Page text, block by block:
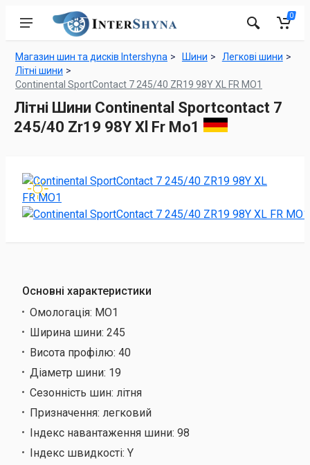
0
Магазин шин та дисків Intershyna Шини
Легкові шини
Літні шини
Continental SportContact 7 245/40 ZR19 98Y XL FR MO1
Літні Шини Continental Sportcontact 7
245/40 Zr19 98Y Xl Fr Mo1
Основні характеристики
Омологація: MO1
Ширина шини: 245
Висота профілю: 40
Діаметр шини: 19
Сезонність шин: літня
Призначення: легковий
Індекс навантаження шини: 98
Індекс швидкості: Y